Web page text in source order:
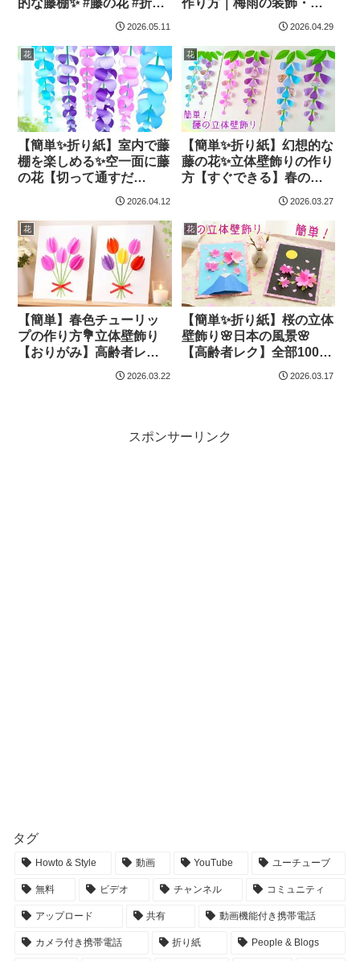
紙 #壁面飾り #作り方
#100均 – はなみこと
2026.05.11
育・介護・DIY – 簡単クラ
2026.04.29
花
【簡単✨折り紙】室内で藤
棚を楽しめる✨空一面に藤
の花【切って通すだ
け！】５月の立体壁面飾
り・吊るし飾りの作り
方・全部100均✨Paper
Wisteria flowers – はなみ
こと
2026.04.12
花
【簡単✨折り紙】幻想的な
藤の花✨立体壁飾りの作り
方【すぐできる】春の壁
面飾り – はなみこと
2026.03.27
花
【簡単】春色チューリッ
プの作り方💐立体壁飾り
【おりがみ】高齢者レ
ク・卒業式・入学入園式
にも🌸DIY How to make
2026.03.22
花
【簡単✨折り紙】桜の立体
壁飾り🌸日本の風景🌸
【高齢者レク】全部100均
✨絵心不要🌸Paper craft
2026.03.17
スポンサーリンク
タグ
Howto & Style 動画 YouTube ユーチューブ
無料 ビデオ チャンネル コミュニティ
アップロード 共有 動画機能付き携帯電話
カメラ付き携帯電話 折り紙 People & Blogs